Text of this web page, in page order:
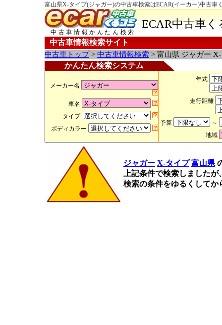
富山県X-タイプ(ジャガー)の中古車検索はECAR(イーカー)中古車
中古車情報かんたん検索
ECAR中古車
中古車情報検索サイト
中古車トップ> 中古車情報検索 > 富山県 ジャガー
かんたん検索システム
メーカー名
車名
タイプ
ボディカラー
年式
走行距離
予算
～
地域
ジャガー X-タイプ 富山県
上記条件で検索しました
検索の条件をゆるくして